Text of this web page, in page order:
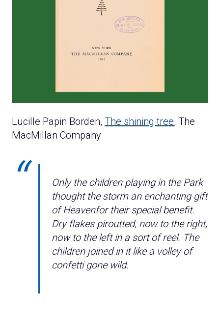
Lucille Papin Borden, The shining tree, The
MacMillan Company
Only the children playing in the Park
thought the storm an enchanting gift
of Heavenfor their special benefit.
Dry flakes piroutted, now to the right,
now to the left in a sort of reel. The
children joined in it like a volley of
confetti gone wild.